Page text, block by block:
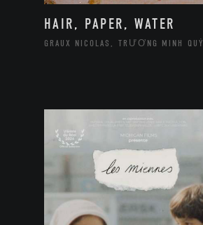
HAIR, PAPER, WATER
GRAUX NICOLAS, TRƯƠNG MINH QUÝ